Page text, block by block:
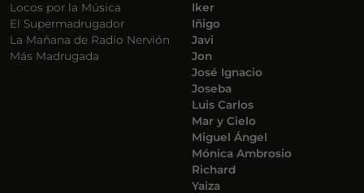
Locos por la Música
El Supermadrugador
La Mañana de Radio Nervión
Más Madrugada
Iker
Iñigo
Javi
Jon
José Ignacio
Joseba
Luis Carlos
Mar y Cielo
Miguel Ángel
Mónica Ambrosio
Richard
Yaiza